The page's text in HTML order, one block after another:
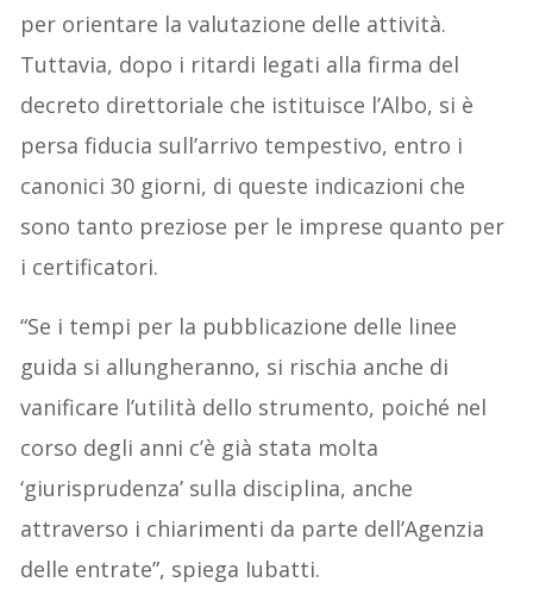
per orientare la valutazione delle attività.
Tuttavia, dopo i ritardi legati alla firma del
decreto direttoriale che istituisce l’Albo, si è
persa fiducia sull’arrivo tempestivo, entro i
canonici 30 giorni, di queste indicazioni che
sono tanto preziose per le imprese quanto per
i certificatori.
“Se i tempi per la pubblicazione delle linee
guida si allungheranno, si rischia anche di
vanificare l’utilità dello strumento, poiché nel
corso degli anni c’è già stata molta
‘giurisprudenza’ sulla disciplina, anche
attraverso i chiarimenti da parte dell’Agenzia
delle entrate”, spiega Iubatti.